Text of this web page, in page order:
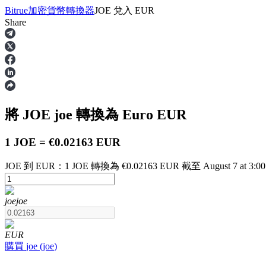
合約
多種以USDT結算的永續合約
Bitrue加密貨幣轉換器JOE 兌入 EUR
Share
將 JOE joe 轉換為 Euro EUR
1 JOE = €0.02163 EUR
JOE 到 EUR：1 JOE 轉換為 €0.02163 EUR 截至 August 7 at
joejoe
EUR
購買 joe (joe)